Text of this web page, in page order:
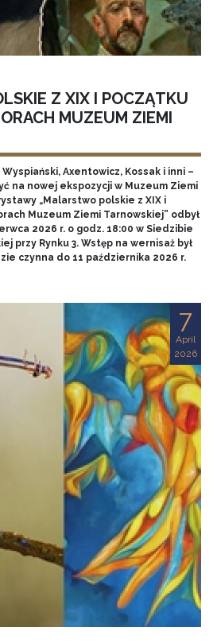
Z XIX I POCZĄTKU
MUZEUM ZIEMI
Axentowicz, Kossak i inni –
na nowej ekspozycji w Muzeum Ziemi
„Malarstwo polskie z XIX i
Muzeum Ziemi Tarnowskiej” odbył
2026 r. o godz. 18:00 w Siedzibie
przy Rynku 3. Wstęp na wernisaż był
czynna do 11 października 2026 r.
7
April
2026